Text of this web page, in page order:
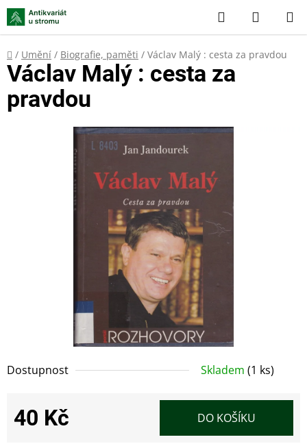
Přejít
na
obsah
Hledat
KOŠÍK
Domů
/ Umění / Biografie, paměti / Václav Malý : cesta za pravdou
Dostupnost Skladem (1 ks)
40 Kč DO KOŠÍKU
Václav Malý : cesta za
pravdou